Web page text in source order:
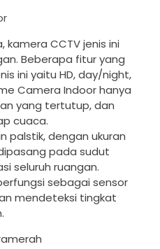
kamera CCTV jenis ini
Beberapa fitur yang
ini yaitu HD, day/night,
Camera Indoor hanya
yang tertutup, dan
cuaca.
palstik, dengan ukuran
pada sudut
seluruh ruangan.
sebagai sensor
mendeteksi tingkat